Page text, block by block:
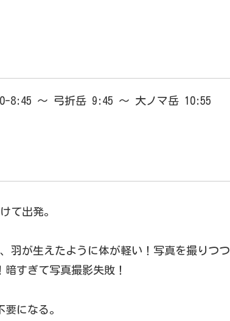
8:45 ～ 弓折岳 9:45 ～ 大ノマ岳 10:55
て出発。
羽が生えたように体が軽い！写真を撮りつつ
すぎて写真撮影失敗！
になる。